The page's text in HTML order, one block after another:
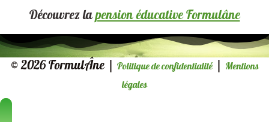
Découvrez lapension éducative Formulâne
© 2026 FormulÂne | Politique de confidentialité| Mentions
légales